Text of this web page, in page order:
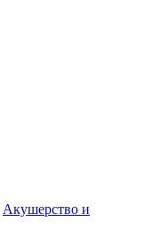
Акушерство и